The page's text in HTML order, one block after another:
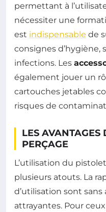
permettant à
nécessiter une
est indispensable de
consignes
infections. Les
également jouer un
cartouches jetables
risques de
LES AVANTAGES
PERÇAGE
L’utilisation du
plusieurs atouts. La
d’utilisation sont
attrayantes. Pour